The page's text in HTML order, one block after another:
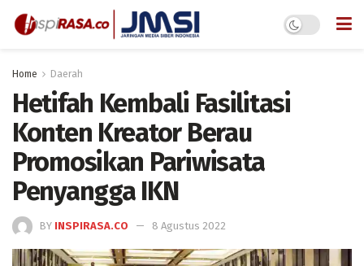
Home Daerah
Hetifah Kembali Fasilitasi
Konten Kreator Berau
Promosikan Pariwisata
Penyangga IKN
BY INSPIRASA.CO 8 Agustus 2022